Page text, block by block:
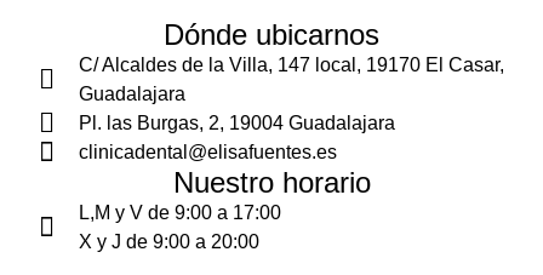
Dónde ubicarnos
C/ Alcaldes de la Villa, 147 local, 19170 El Casar,
Guadalajara
Pl. las Burgas, 2, 19004 Guadalajara
clinicadental@elisafuentes.es
Nuestro horario
L,M y V de 9:00 a 17:00
X y J de 9:00 a 20:00